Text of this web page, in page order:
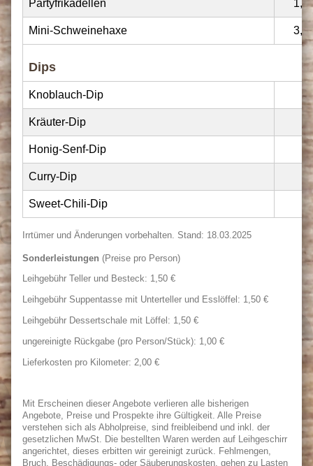
Partyfrikadellen
Mini-Schweinehaxe
Dips
Knoblauch-Dip
Kräuter-Dip
Honig-Senf-Dip
Curry-Dip
Sweet-Chili-Dip
Irrtümer und Änderungen vorbehalten. Stand: 18.03.2025
Sonderleistungen (Preise pro Person)
Leihgebühr Teller und Besteck: 1,50 €
Leihgebühr Suppentasse mit Unterteller und Esslöffel: 1,50 €
Leihgebühr Dessertschale mit Löffel: 1,50 €
ungereinigte Rückgabe (pro Person/Stück): 1,00 €
Lieferkosten pro Kilometer: 2,00 €
Mit Erscheinen dieser Angebote verlieren alle bisherigen
Angebote, Preise und Prospekte ihre Gültigkeit. Alle Preise
verstehen sich als Abholpreise, sind freibleibend und inkl. der
gesetzlichen MwSt. Die bestellten Waren werden auf Leihgeschirr
angerichtet, dieses erbitten wir gereinigt zurück. Fehlmengen,
Bruch, Beschädigungs- oder Säuberungskosten, gehen zu Lasten